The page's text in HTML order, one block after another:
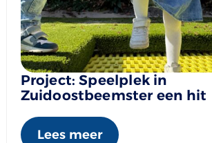
Project: Speelplek in
Zuidoostbeemster een hit
Lees meer